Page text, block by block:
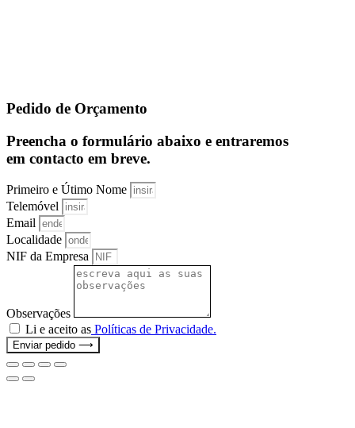
Pedido de Orçamento
Preencha o formulário abaixo e entraremos
em contacto em breve.
Primeiro e Útimo Nome
Telemóvel
Email
Localidade
NIF da Empresa
Observações
Li e aceito as Políticas de Privacidade.
Enviar pedido ⟶